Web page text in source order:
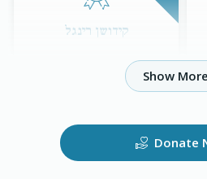
קידושן רינגל
Sold
Donate